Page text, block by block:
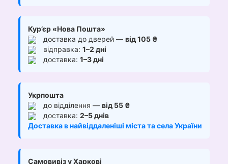
Кур’єр «Нова Пошта»
доставка до дверей — від 105 ₴
відправка: 1–2 дні
доставка: 1–3 дні
Укрпошта
до відділення — від 55 ₴
доставка: 2–5 днів
Доставка в найвіддаленіші міста та села України
Самовивіз у Харкові